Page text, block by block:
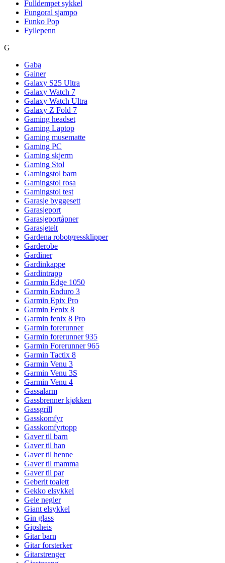
Fulldempet sykkel
Fungoral sjampo
Funko Pop
Fyllepenn
G
Gaba
Gainer
Galaxy S25 Ultra
Galaxy Watch 7
Galaxy Watch Ultra
Galaxy Z Fold 7
Gaming headset
Gaming Laptop
Gaming musematte
Gaming PC
Gaming skjerm
Gaming Stol
Gamingstol barn
Gamingstol rosa
Gamingstol test
Garasje byggesett
Garasjeport
Garasjeportåpner
Garasjetelt
Gardena robotgressklipper
Garderobe
Gardiner
Gardinkappe
Gardintrapp
Garmin Edge 1050
Garmin Enduro 3
Garmin Epix Pro
Garmin Fenix 8
Garmin fenix 8 Pro
Garmin forerunner
Garmin forerunner 935
Garmin Forerunner 965
Garmin Tactix 8
Garmin Venu 3
Garmin Venu 3S
Garmin Venu 4
Gassalarm
Gassbrenner kjøkken
Gassgrill
Gasskomfyr
Gasskomfyrtopp
Gaver til barn
Gaver til han
Gaver til henne
Gaver til mamma
Gaver til par
Geberit toalett
Gekko elsykkel
Gele negler
Giant elsykkel
Gin glass
Gipsheis
Gitar barn
Gitar forsterker
Gitarstrenger